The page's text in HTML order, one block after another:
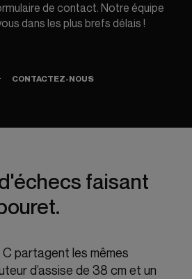
de contact. Notre équipe
dans les plus brefs délais !
CONTACTEZ-NOUS
faisant
partagent les mêmes
d’assise de 38 cm et un